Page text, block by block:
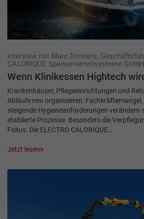
Interview mit Marc Donners,
CALORIQUE ­Speisenverteilsysteme GmbH
Wenn Klinikessen Hightech
Krankenhäuser, Pflegeeinrichtungen und
Abläufe neu organisieren:
steigende Hygieneanforderungen verändern
etablierte Prozesse. Besonders die
Fokus. Die ELECTRO CALORIQUE…
Jetzt lesen